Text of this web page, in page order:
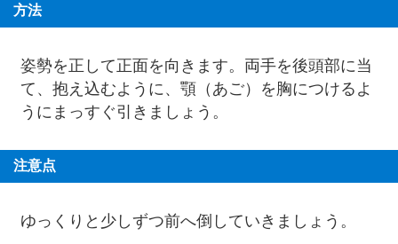
方法
姿勢を正して正面を向きます。両手を後頭部に当
て、抱え込むように、顎（あご）を胸につけるよ
うにまっすぐ引きましょう。
注意点
ゆっくりと少しずつ前へ倒していきましょう。